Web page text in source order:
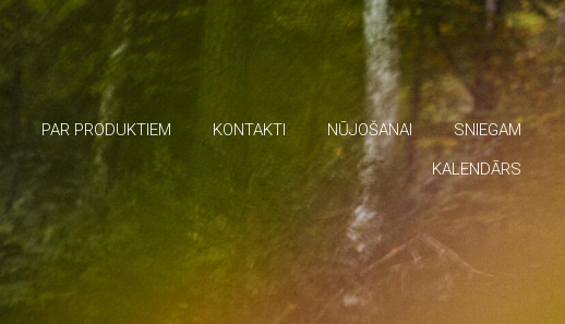
PAR PRODUKTIEM KONTAKTI NŪJOŠANAI
SNIEGAM
KALENDĀRS